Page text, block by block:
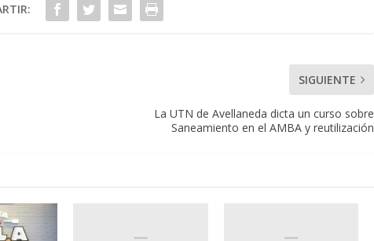
SIGUIENTE
La UTN de Avellaneda dicta un curso sobre
Saneamiento en el AMBA y reutilización